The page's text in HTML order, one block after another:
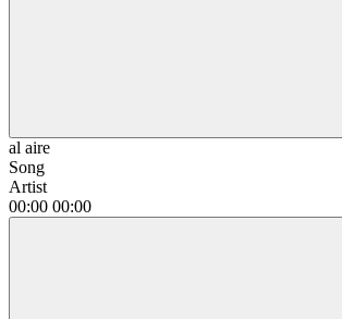
al aire
Song
Artist
00:00 00:00